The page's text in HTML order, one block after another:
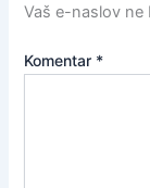
Vaš e-naslov ne
Komentar *